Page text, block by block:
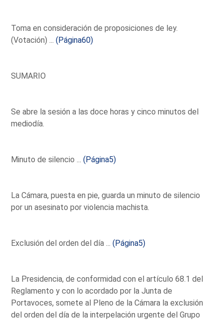
Toma en consideración de proposiciones de ley.
(Votación) ...(Página60)
SUMARIO
Se abre la sesión a las doce horas y cinco minutos del
mediodía.
Minuto de silencio ...(Página5)
La Cámara, puesta en pie, guarda un minuto de silencio
por un asesinato por violencia machista.
Exclusión del orden del día ...(Página5)
La Presidencia, de conformidad con el artículo 68.1 del
Reglamento y con lo acordado por la Junta de
Portavoces, somete al Pleno de la Cámara la exclusión
del orden del día de la interpelación urgente del Grupo